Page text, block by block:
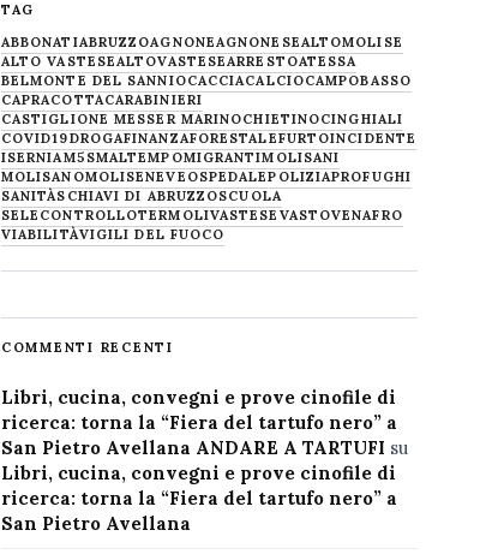
TAG
ABBONATIABRUZZOAGNONEAGNONESEALTOMOLISE
ALTO VASTESEALTOVASTESEARRESTOATESSA
BELMONTE DEL SANNIOCACCIACALCIOCAMPOBASSO
CAPRACOTTACARABINIERI
CASTIGLIONE MESSER MARINOCHIETINOCINGHIALI
COVID19DROGAFINANZAFORESTALEFURTOINCIDENTE
ISERNIAM5SMALTEMPOMIGRANTIMOLISANI
MOLISANOMOLISENEVE OSPEDALEPOLIZIAPROFUGHI
SANITÀSCHIAVI DI ABRUZZOSCUOLA
SELECONTROLLOTERMOLIVASTESE VASTOVENAFRO
VIABILITÀVIGILI DEL FUOCO
COMMENTI RECENTI
Libri, cucina, convegni e prove cinofile di
ricerca: torna la “Fiera del tartufo nero” a
San Pietro Avellana ANDARE A TARTUFI su
Libri, cucina, convegni e prove cinofile di
ricerca: torna la “Fiera del tartufo nero” a
San Pietro Avellana